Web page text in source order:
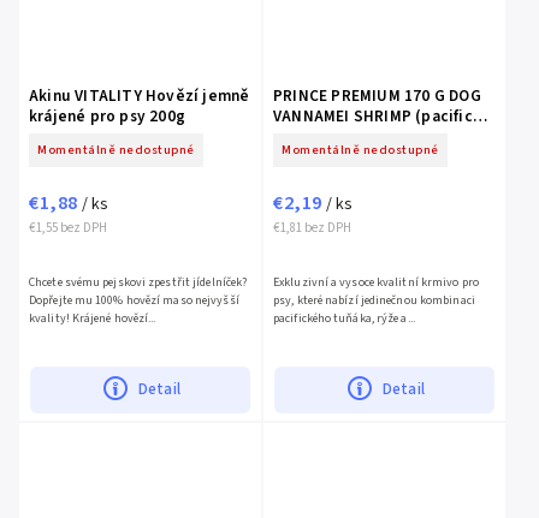
Akinu VITALITY Hovězí jemně
krájené pro psy 200g
Momentálně nedostupné
€1,55 bez DPH
€1,88 / ks
Detail
Chcete svému pejskovi zpestřit jídelníček?
Dopřejte mu 100% hovězí maso nejvyšší
kvality! Krájené hovězí...
PRINCE PREMIUM 170 G DOG
VANNAMEI SHRIMP (pacific
Momentálně nedostupné
€1,81 bez DPH
€2,19 / ks
Detail
Exkluzivní a vysoce kvalitní krmivo pro
psy, které nabízí jedinečnou kombinaci
pacifického tuňáka, rýže a...